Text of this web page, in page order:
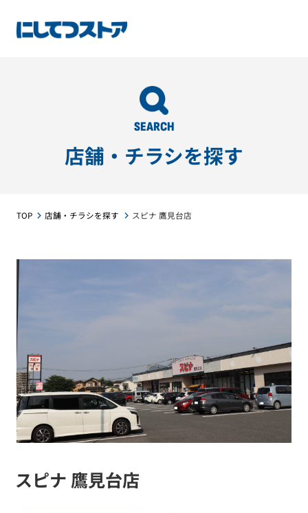
SEARCH
店舗・チラシを探す
TOP 店舗・チラシを探す スピナ 鷹見台店
スピナ 鷹見台店